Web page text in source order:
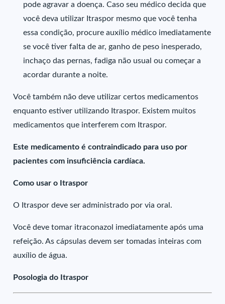
pode agravar a doença. Caso seu médico decida que
você deva utilizar Itraspor mesmo que você tenha
essa condição, procure auxílio médico imediatamente
se você tiver falta de ar, ganho de peso inesperado,
inchaço das pernas, fadiga não usual ou começar a
acordar durante a noite.
Você também não deve utilizar certos medicamentos
enquanto estiver utilizando Itraspor. Existem muitos
medicamentos que interferem com Itraspor.
Este medicamento é contraindicado para uso por
pacientes com insuficiência cardíaca.
Como usar o Itraspor
O Itraspor deve ser administrado por via oral.
Você deve tomar itraconazol imediatamente após uma
refeição. As cápsulas devem ser tomadas inteiras com
auxílio de água.
Posologia do Itraspor